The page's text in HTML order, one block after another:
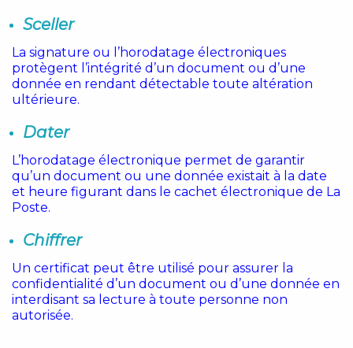
Sceller
La signature ou l’horodatage électroniques
protègent l’intégrité d’un document ou d’une
donnée en rendant détectable toute altération
ultérieure.
Dater
L’horodatage électronique permet de garantir
qu’un document ou une donnée existait à la date
et heure figurant dans le cachet électronique de La
Poste.
Chiffrer
Un certificat peut être utilisé pour assurer la
confidentialité d’un document ou d’une donnée en
interdisant sa lecture à toute personne non
autorisée.